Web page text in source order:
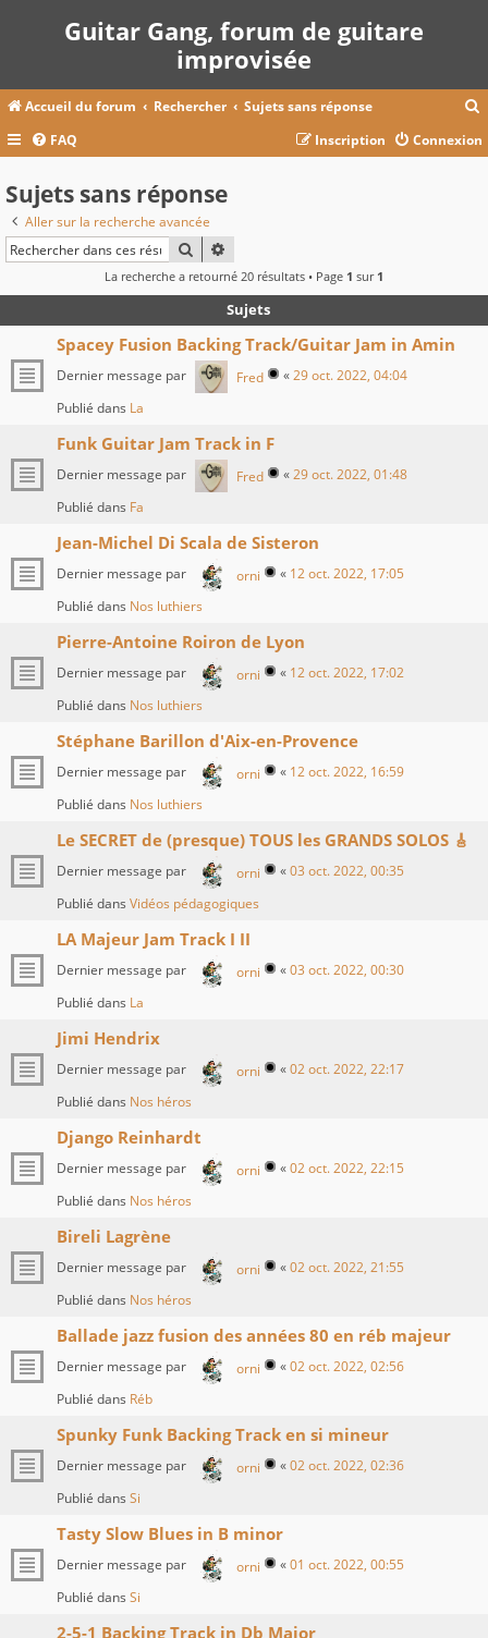
Guitar Gang, forum de guitare
improvisée
Accueil du forum Rechercher Sujets sans réponse
c
e
FAQ Connexion
Inscription
Sujets sans réponse
Aller sur la recherche avancée
RECHERCHER
La recherche a retourné 20 résultats • Page 1 sur 1
Sujets
Spacey Fusion Backing Track/Guitar Jam in Amin
Dernier message par Fred «29 oct. 2022, 04:04
Publié dans La
Funk Guitar Jam Track in F
Dernier message par Fred «29 oct. 2022, 01:48
Publié dans Fa
Jean-Michel Di Scala de Sisteron
Dernier message par orni « 12 oct. 2022, 17:05
Publié dans Nos luthiers
Pierre-Antoine Roiron de Lyon
Dernier message par orni « 12 oct. 2022, 17:02
Publié dans Nos luthiers
Stéphane Barillon d'Aix-en-Provence
Dernier message par orni « 12 oct. 2022, 16:59
Publié dans Nos luthiers
Le SECRET de (presque) TOUS les GRANDS SOLOS 🎸
Dernier message par orni «03 oct. 2022, 00:35
Publié dans Vidéos pédagogiques
LA Majeur Jam Track I II
Dernier message par orni «03 oct. 2022, 00:30
Publié dans La
Jimi Hendrix
Dernier message par orni «02 oct. 2022, 22:17
Publié dans Nos héros
Django Reinhardt
Dernier message par orni «02 oct. 2022, 22:15
Publié dans Nos héros
Bireli Lagrène
Dernier message par orni «02 oct. 2022, 21:55
Publié dans Nos héros
Ballade jazz fusion des années 80 en réb majeur
Dernier message par orni «02 oct. 2022, 02:56
Publié dans Réb
Spunky Funk Backing Track en si mineur
Dernier message par orni «02 oct. 2022, 02:36
Publié dans Si
Tasty Slow Blues in B minor
Dernier message par orni «01 oct. 2022, 00:55
Publié dans Si
2-5-1 Backing Track in Db Major